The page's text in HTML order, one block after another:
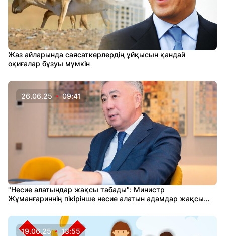
Жаз айларында саясаткерлердің ұйқысын қандай
оқиғалар бұзуы мүмкін
26.06.25 09:41
"Несие алатындар жақсы табады": Министр
Жұманғариннің пікірінше несие алатын адамдар жақсы
19.06.25 13:55